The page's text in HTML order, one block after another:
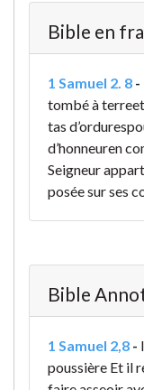
Bible en
1 Samuel 2. 8 -
tombé à terre
tas d’ordures
d’honneuren
Seigneur
posée sur ses
Bible
1 Samuel 2,8 -
poussière Et il